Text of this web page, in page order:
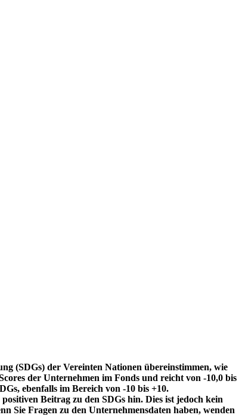
(SDGs) der Vereinten Nationen übereinstimmen, wie
der Unternehmen im Fonds und reicht von -10,0 bis
ebenfalls im Bereich von -10 bis +10.
Beitrag zu den SDGs hin. Dies ist jedoch kein
Sie Fragen zu den Unternehmensdaten haben, wenden